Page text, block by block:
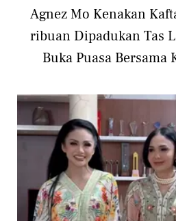
Agnez Mo Kenakan
ribuan Dipadukan Tas
Buka Puasa Bersama